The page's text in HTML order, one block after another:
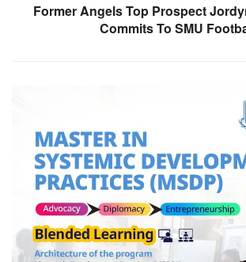
Former Angels Top Prospect
Commits To SMU